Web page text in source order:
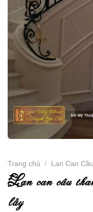
Trang chủ / Lan Can
lan can cầu
lẫy